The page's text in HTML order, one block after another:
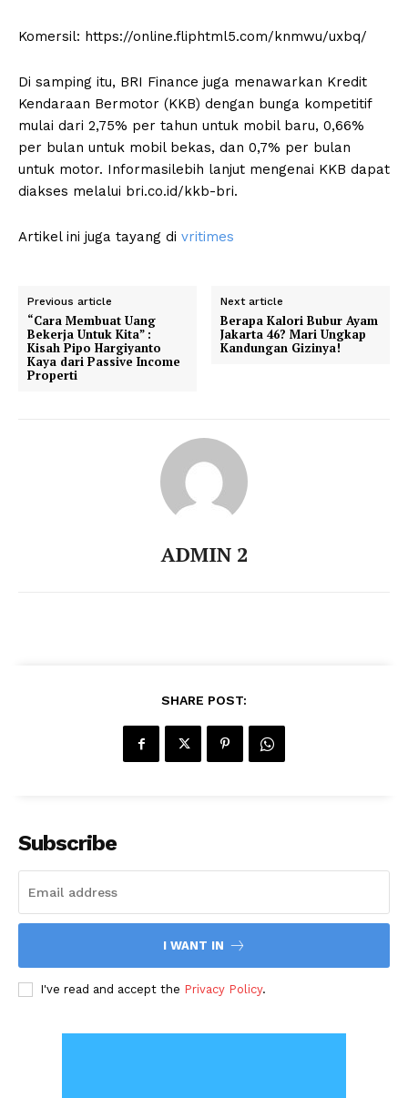
Komersil: https://online.fliphtml5.com/knmwu/uxbq/
Di samping itu, BRI Finance juga menawarkan Kredit
Kendaraan Bermotor (KKB) dengan bunga kompetitif
mulai dari 2,75% per tahun untuk mobil baru, 0,66%
per bulan untuk mobil bekas, dan 0,7% per bulan
untuk motor. Informasilebih lanjut mengenai KKB dapat
diakses melalui bri.co.id/kkb-bri.
Artikel ini juga tayang di vritimes
Previous article
“Cara Membuat Uang
Bekerja Untuk Kita” :
Kisah Pipo Hargiyanto
Kaya dari Passive Income
Properti
Next article
Berapa Kalori Bubur Ayam
Jakarta 46? Mari Ungkap
Kandungan Gizinya!
ADMIN 2
SHARE POST:
Subscribe
I WANT IN
I've read and accept the Privacy Policy.